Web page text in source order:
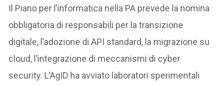
Il Piano per l’informatica nella PA prevede la nomina
obbligatoria di responsabili per la transizione
digitale, l’adozione di API standard, la migrazione su
cloud, l’integrazione di meccanismi di cyber
security. L’AgID ha avviato laboratori sperimentali